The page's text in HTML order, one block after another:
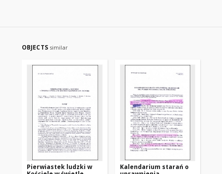
OBJECTS similar
Pierwiastek ludzki w
Kalendarium starań o